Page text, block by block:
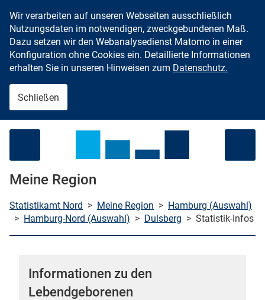
Zum Inhalt springen
Wir verarbeiten auf unseren Webseiten ausschließlich
Nutzungsdaten im notwendigen, zweckgebundenen Maß.
Dazu setzen wir den Webanalysedienst Matomo in einer
Konfiguration ohne Cookies ein. Detaillierte Informationen
erhalten Sie in unseren Hinweisen zum Datenschutz.
Schließen
Meine Region
Statistikamt Nord > Meine Region > Hamburg (Auswahl)
> Hamburg-Nord (Auswahl) > Dulsberg > Statistik-Infos
Informationen zu den
Lebendgeborenen